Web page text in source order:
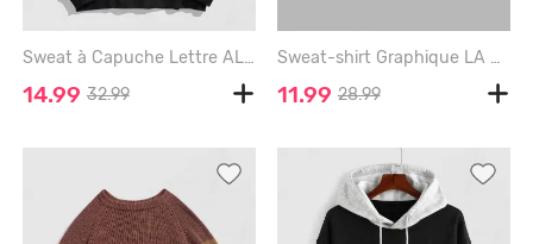
Sweat à Capuche Lettre ALASKA de Poche Kangourou - BLACK - S
14.99 32.99
Sweat-shirt Graphique LA Ours de Dessin Animé - WHITE - XXL
11.99 28.99